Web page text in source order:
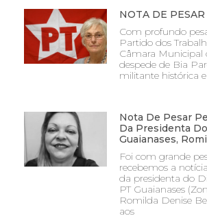
NOTA DE
Com profundo
Partido dos
Câmara Municipal
despede de Bia
militante histórica
Nota De Pesar
Da Presidenta
Guaianases,
Foi com grande
recebemos a
da presidenta do
PT Guaianases
Romilda Denise
aos